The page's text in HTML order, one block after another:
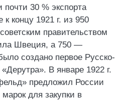
почти 30 % экспорта
концу 1921 г. из 950
правительством
Швеция, а 750 —
создано первое Русско-
В январе 1922 г.
предложил России
для закупки в